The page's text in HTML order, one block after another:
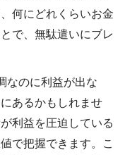
何にどれくらいお金
で、無駄遣いにブレ
なのに利益が出な
あるかもしれませ
利益を圧迫している
で把握できます。こ